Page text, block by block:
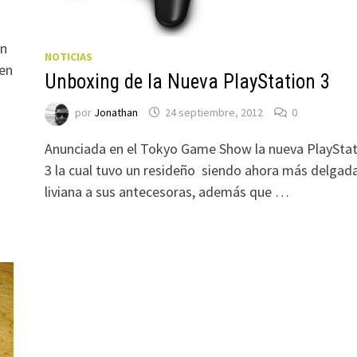
NOTICIAS
Unboxing de la Nueva PlayStation 3
por Jonathan 24 septiembre, 2012 0
Anunciada en el Tokyo Game Show la nueva
3 la cual tuvo un resideño siendo ahora más
liviana a sus antecesoras, además que …